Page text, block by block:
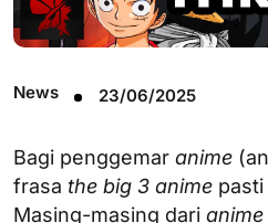
News 23/06/2025
Bagi penggemar anime
frasa the big 3 anime
Masing-masing dari anime